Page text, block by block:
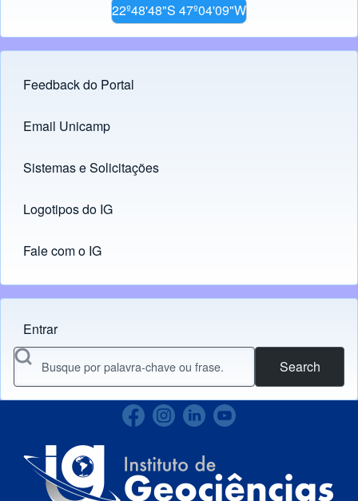
22º48'48"S 47º04'09"W
Footer menu
Feedback do Portal
Links
Email Unicamp
(opens in new tab)
Sistemas e Solicitações
(opens in new tab)
Logotipos do IG
(opens in new tab)
Fale com o IG
Menu do usuário
Entrar
Search